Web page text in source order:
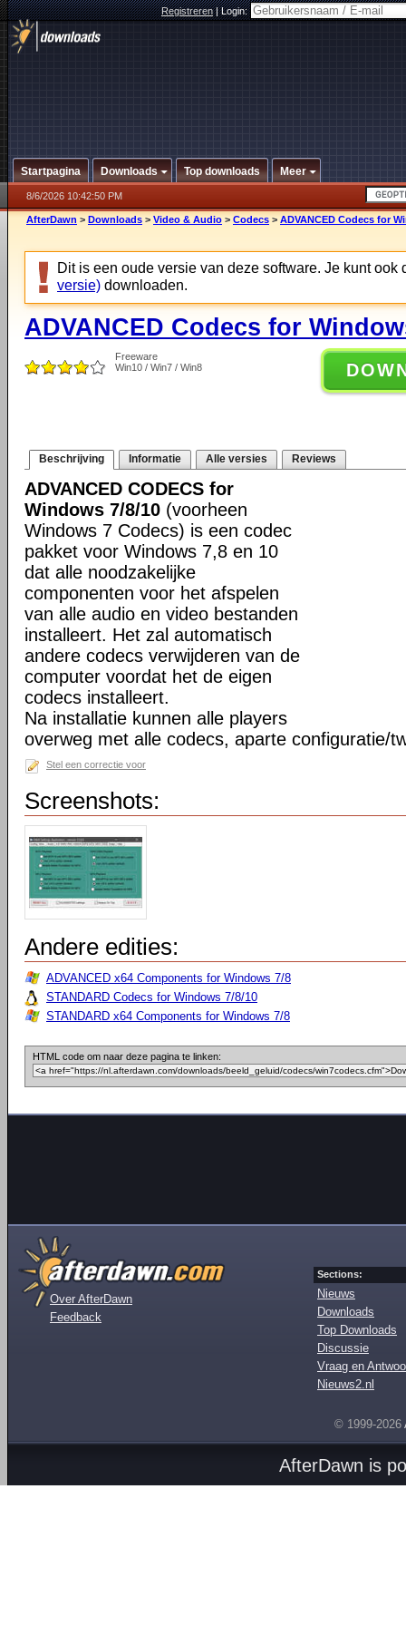
Registreren|Login:
Startpagina Downloads Top downloads Meer
8/6/2026 10:42:50 PM
AfterDawn > Downloads > Video & Audio > Codecs > ADVANCED Codecs for
Dit is een oude versie van deze software. Je kunt ook
versie) downloaden.
ADVANCED Codecs for
Freeware
Win10 / Win7 / Win8
Beschrijving Informatie Alle versies Reviews
ADVANCED CODECS for
Windows 7/8/10 (voorheen
Windows 7 Codecs) is een codec
pakket voor Windows 7,8 en 10
dat alle noodzakelijke
componenten voor het afspelen
van alle audio en video bestanden
installeert. Het zal automatisch
andere codecs verwijderen van de
computer voordat het de eigen
codecs installeert.
Na installatie kunnen alle players
overweg met alle codecs, aparte configuratie/
Stel een correctie voor
Screenshots:
Andere edities:
ADVANCED x64 Components for Windows 7/8
STANDARD Codecs for Windows 7/8/10
STANDARD x64 Components for Windows 7/8
HTML code om naar deze pagina te linken:
Over AfterDawn
Feedback
Sections:
Nieuws
Downloads
Top Downloads
Discussie
Vraag en
Nieuws2.nl
© 1999-2026
AfterDawn is